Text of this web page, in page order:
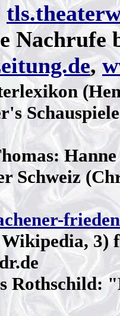
Nachrufe
,
Schweiz
3)
Rothschild: